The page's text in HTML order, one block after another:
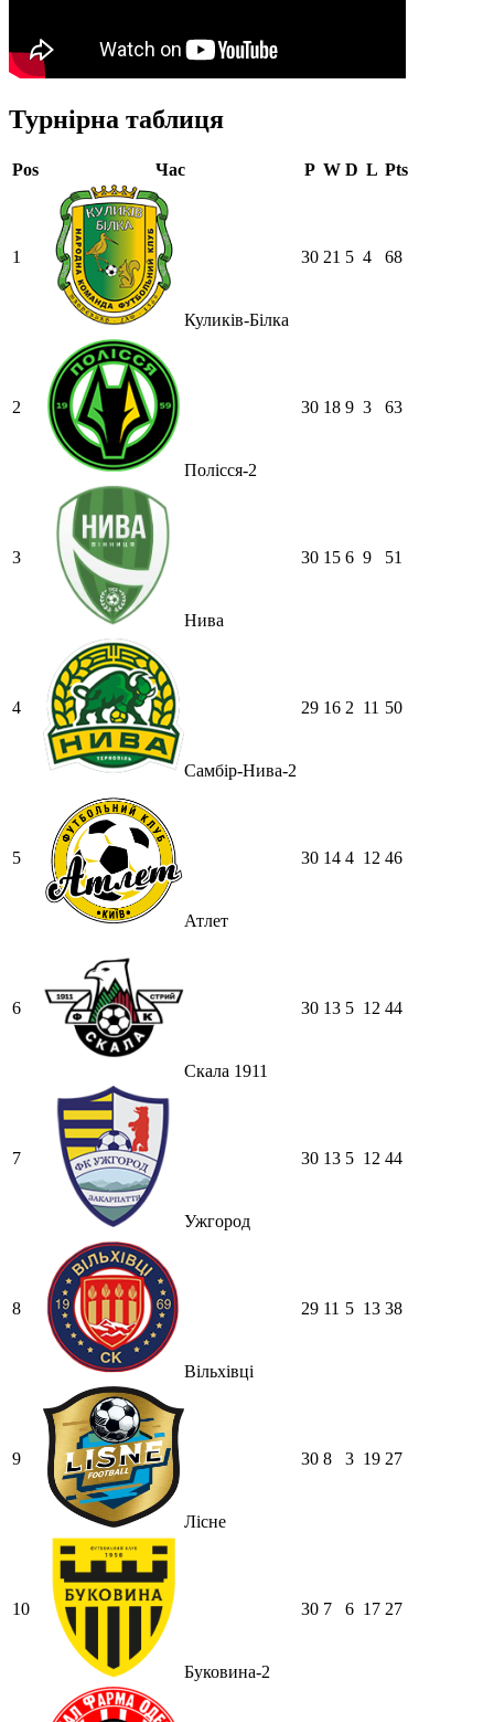
Турнірна таблиця
Pos Час P W D L Pts
1
Куликів-Білка
30 21 5 4 68
2
Полісся-2
30 18 9 3 63
3
Нива
30 15 6 9 51
4
Самбір-Нива-2
29 16 2 11 50
5
Атлет
30 14 4 12 46
6
Скала 1911
30 13 5 12 44
7
Ужгород
30 13 5 12 44
8
Вільхівці
29 11 5 13 38
9
Лісне
30 8 3 19 27
10
Буковина-2
30 7 6 17 27